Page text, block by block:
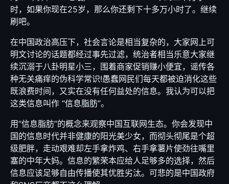
时，如果你现在25岁，那么你还剩下十多万小时了。继续
刷吧。
在中国政治高压下，社会言论是相当复杂的，大家网上可
明文讨论的话题都经过事先过滤，统治者相当乐意大家继
续沉溺于八卦明星小三，围着商家促销赚小便宜，谣传各
种无关痛痒的伪科学常识!愚蠢网民们每天都被迫消化这些
既浪费时间，又实在没有任何益处的信息。我认为可以把
这类信息叫作 “信息脂肪”。
用“信息脂肪”的概念来观察中国互联网生态。你会发现中
国的信息时代并非健康的阳光美少女，而彻头彻尾是个超
级肥胖，走动艰难却左手拿炸鸡、右手拿薯片使劲往嘴里
塞的中年大妈。信息的繁荣本应给人足够多的选择，然后
信息应该足够自由传播使其优胜劣汰。可悲的是中国政府